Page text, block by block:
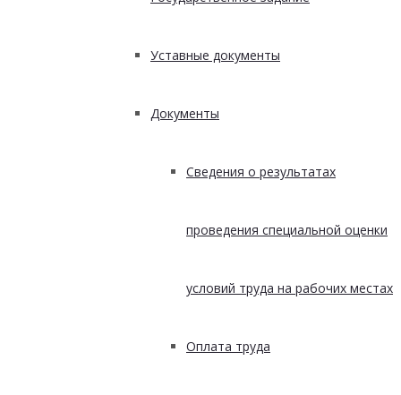
Уставные документы
Документы
Сведения о результатах
проведения специальной оценки
условий труда на рабочих местах
Оплата труда